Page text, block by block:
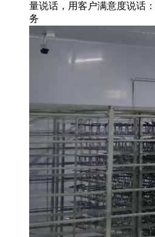
量说话，用客户满意度说话
务